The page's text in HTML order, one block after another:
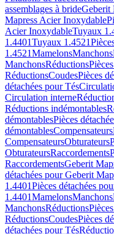
assemblages à brideGeberit
Mapress Acier Inoxydable
Acier InoxydableTuyaux
1.4401Tuyaux 1.4521
1.4521MamelonsManchons
ManchonsRéductions
RéductionsCoudesPièces
détachées pour Tés
Circulation interne
Réductions indémontables
démontablesPièces
démontablesCompensateurs
CompensateursObturateurs
ObturateursRaccordements
RaccordementsGeberit
détachées pour Geberit
1.4401Pièces détachées
1.4401MamelonsManchons
ManchonsRéductions
RéductionsCoudesPièces
détachées pour Tés